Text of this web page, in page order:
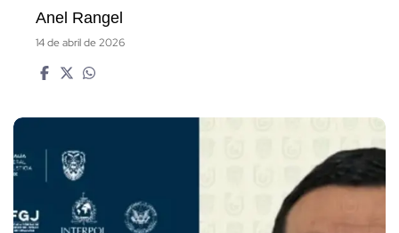
Anel Rangel
14 de abril de 2026